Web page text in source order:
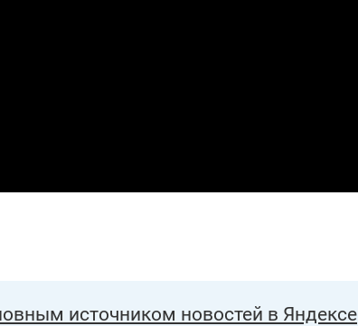
источником новостей в Яндексе